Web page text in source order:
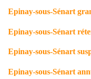
Epinay-sous-Sénart
Epinay-sous-Sénart
Epinay-sous-Sénart
Epinay-sous-Sénart